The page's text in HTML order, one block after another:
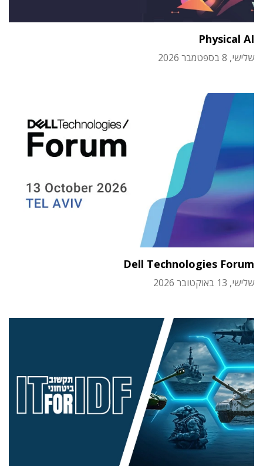
Physical AI
שלישי, 8 בספטמבר 2026
Dell Technologies Forum
שלישי, 13 באוקטובר 2026